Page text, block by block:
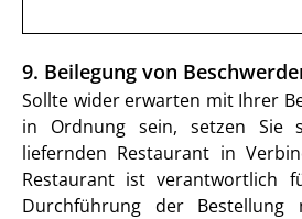
9. Beilegung von
Sollte wider erwarten mit Ihrer
in Ordnung sein, setzen Sie
liefernden Restaurant in
Restaurant ist verantwortlich
Durchführung der Bestellung